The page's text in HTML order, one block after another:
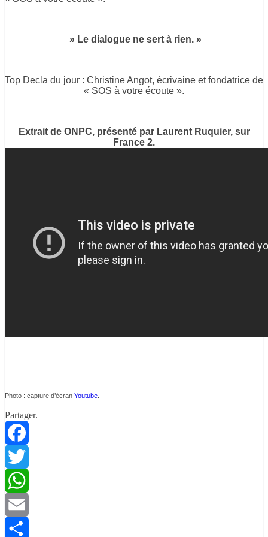
» Le dialogue ne sert à rien. »
Top Decla du jour : Christine Angot, écrivaine et fondatrice de
« SOS à votre écoute ».
Extrait de ONPC, présenté par Laurent Ruquier, sur
France 2.
Photo : capture d’écran Youtube
Partager.
Facebook
Twitter
WhatsApp
Email